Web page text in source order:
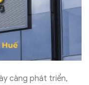
càng phát triển,